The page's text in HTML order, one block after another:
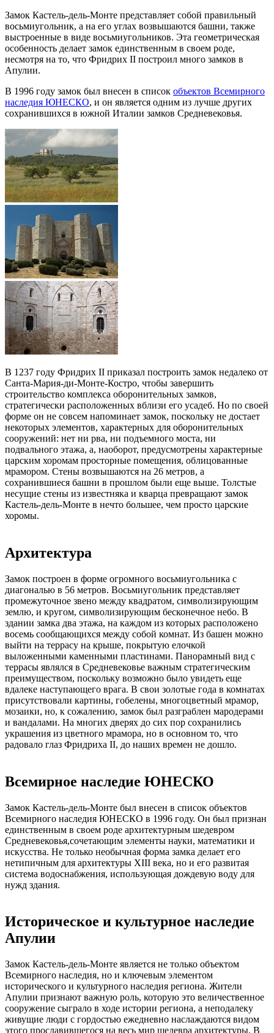
Замок Кастель-дель-Монте представляет собой правильный
восьмиугольник, а на его углах возвышаются башни, также
выстроенные в виде восьмиугольников. Эта геометрическая
особенность делает замок единственным в своем роде,
несмотря на то, что Фридрих II построил много замков в
Апулии.
В 1996 году замок был внесен в список объектов Всемирного
наследия ЮНЕСКО, и он является одним из лучше других
сохранившихся в южной Италии замков Средневековья.
В 1237 году Фридрих II приказал построить замок недалеко от
Санта-Мария-ди-Монте-Костро, чтобы завершить
строительство комплекса оборонительных замков,
стратегически расположенных вблизи его усадеб. Но по своей
форме он не совсем напоминает замок, поскольку не достает
некоторых элементов, характерных для оборонительных
сооружений: нет ни рва, ни подъемного моста, ни
подвального этажа, а, наоборот, предусмотрены характерные
царским хоромам просторные помещения, облицованные
мрамором. Стены возвышаются на 26 метров, а
сохранившиеся башни в прошлом были еще выше. Толстые
несущие стены из известняка и кварца превращают замок
Кастель-дель-Монте в нечто большее, чем просто царские
хоромы.
Архитектура
Замок построен в форме огромного восьмиугольника с
диагональю в 56 метров. Восьмиугольник представляет
промежуточное звено между квадратом, символизирующим
землю, и кругом, символизирующим бесконечное небо. В
здании замка два этажа, на каждом из которых расположено
восемь сообщающихся между собой комнат. Из башен можно
выйти на террасу на крыше, покрытую елочкой
выложенными каменными пластинами. Панорамный вид с
террасы являлся в Средневековье важным стратегическим
преимуществом, поскольку возможно было увидеть еще
вдалеке наступающего врага. В свои золотые года в комнатах
присутствовали картины, гобелены, многоцветный мрамор,
мозаики, но, к сожалению, замок был разграблен мародерами
и вандалами. На многих дверях до сих пор сохранились
украшения из цветного мрамора, но в основном то, что
радовало глаз Фридриха II, до наших времен не дошло.
Всемирное наследие ЮНЕСКО
Замок Кастель-дель-Монте был внесен в список объектов
Всемирного наследия ЮНЕСКО в 1996 году. Он был признан
единственным в своем роде архитектурным шедевром
Средневековья,сочетающим элементы науки, математики и
искусства. Не только необычная форма замка делает его
нетипичным для архитектуры XIII века, но и его развитая
система водоснабжения, использующая дождевую воду для
нужд здания.
Историческое и культурное наследие
Апулии
Замок Кастель-дель-Монте является не только объектом
Всемирного наследия, но и ключевым элементом
исторического и культурного наследия региона. Жители
Апулии признают важную роль, которую это величественное
сооружение сыграло в ходе истории региона, а неподалеку
живущие люди с гордостью ежедневно наслаждаются видом
этого прославившегося на весь мир шедевра архитектуры. В